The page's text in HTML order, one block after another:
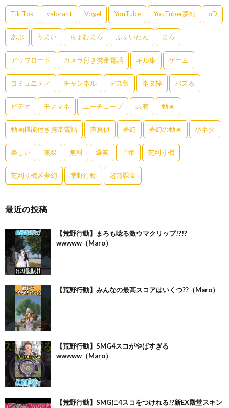
Tik Tok valorant Vogel YouTube YouTuber夢幻 αD
あぶ うまい ちょむまろ ふぇいたん まろ
アップロード カメラ付き携帯電話 キル集 ゲーム
コミュニティ チャンネル デス集 ネタ枠 バズる
ビデオ モノマネ ユーチューブ 共有 動画
動画機能付き携帯電話 声真似 夢幻 夢幻の動画 小ネタ
楽しい 無双 無料 爆笑 皇帝 芝刈り機
芝刈り機〆夢幻 荒野行動 超無課金
最近の投稿
【荒野行動】まろも唸る激ウマクリップ!?!?
wwwww（Maro）
【荒野行動】みんなの最高スコアはいくつ??（Maro）
【荒野行動】SMG4スコがやばすぎる
wwwww（Maro）
【荒野行動】SMGに4スコをつけれる!?新EX殿堂スキン